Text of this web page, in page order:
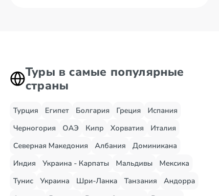
Туры в самые популярные
страны
Турция Египет Болгария Греция
Испания
Черногория
ОАЭ Кипр Хорватия
Италия
Северная Македония
Албания
Доминикана
Индия
Украина - Карпаты Мальдивы
Мексика
Тунис
Украина Шри-Ланка Танзания
Андорра